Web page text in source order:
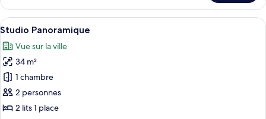
le
type
de
Studio
Premium
Afficher
toutes
les
photos
pour
ce
type
Une chambre d’hôtel avec un
4
Studio Panoramique
Vue sur la ville
34 m²
1 chambre
2 personnes
2 lits 1 place